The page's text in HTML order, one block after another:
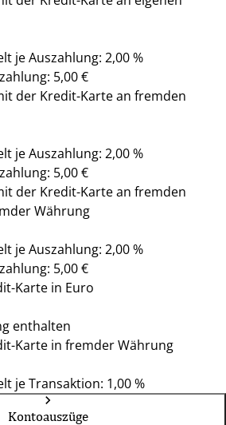
je Auszahlung: 2,00 %
5,00 €
der Kredit-Karte an fremden
je Auszahlung: 2,00 %
5,00 €
der Kredit-Karte an fremden
Währung
je Auszahlung: 2,00 %
5,00 €
Karte in Euro
enthalten
Karte in fremder Währung
je Transaktion: 1,00 %
Kontoauszüge